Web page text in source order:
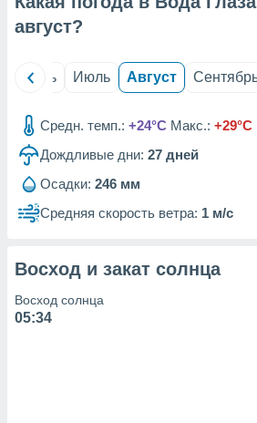
из
данных
август?
Июнь Июль Август
Средн. темп.: +24°C Макс.: +29°C
Дождливые дни: 27 дней
Осадки: 246 мм
Средняя скорость ветра: 1 м/с
Восход и закат солнца
Восход солнца
05:34